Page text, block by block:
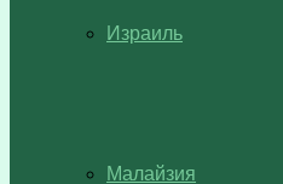
Израиль
Малайзия